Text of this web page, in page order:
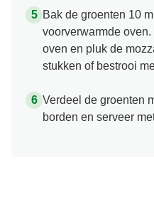
Bak de groenten 10
voorverwarmde
oven en pluk de
stukken of bestrooi
Verdeel de groenten
borden en serveer